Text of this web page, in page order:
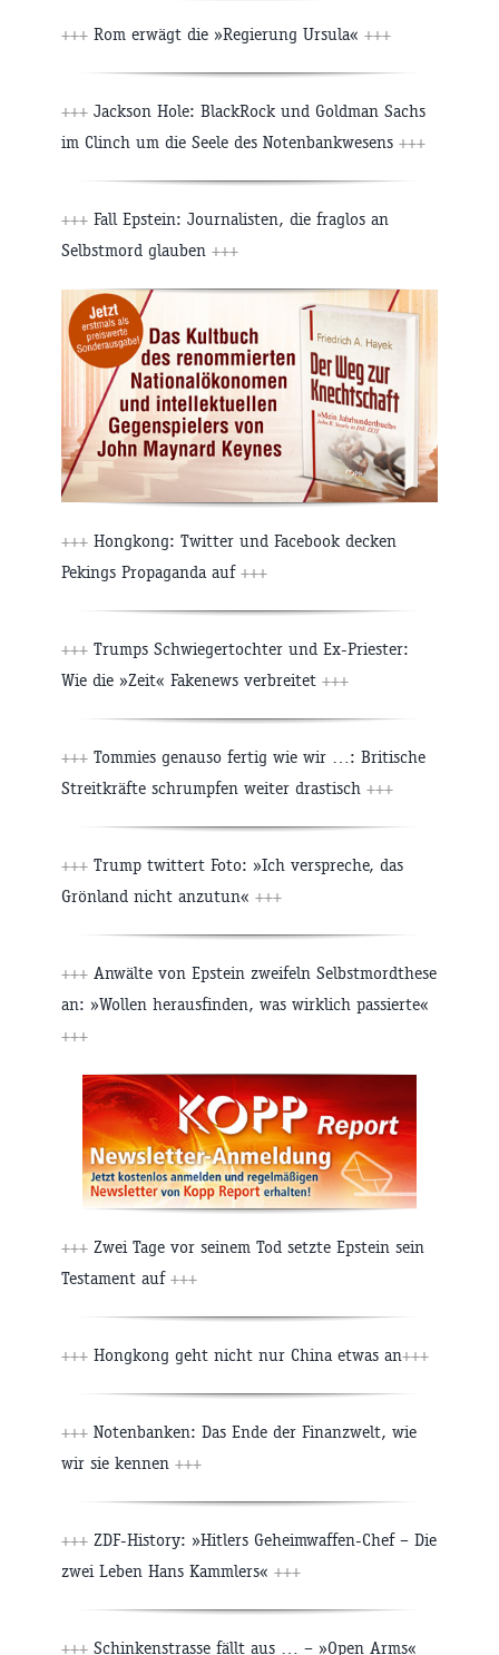
+++ Rom erwägt die »Regierung Ursula« +++
+++ Jackson Hole: BlackRock und Goldman Sachs
im Clinch um die Seele des Notenbankwesens +++
+++ Fall Epstein: Journalisten, die fraglos an
Selbstmord glauben +++
+++ Hongkong: Twitter und Facebook decken
Pekings Propaganda auf +++
+++ Trumps Schwiegertochter und Ex-Priester:
Wie die »Zeit« Fakenews verbreitet +++
+++ Tommies genauso fertig wie wir …: Britische
Streitkräfte schrumpfen weiter drastisch +++
+++ Trump twittert Foto: »Ich verspreche, das
Grönland nicht anzutun« +++
+++ Anwälte von Epstein zweifeln Selbstmordthese
an: »Wollen herausfinden, was wirklich passierte«
+++
+++ Zwei Tage vor seinem Tod setzte Epstein sein
Testament auf +++
+++ Hongkong geht nicht nur China etwas an+++
+++ Notenbanken: Das Ende der Finanzwelt, wie
wir sie kennen +++
+++ ZDF-History: »Hitlers Geheimwaffen-Chef – Die
zwei Leben Hans Kammlers« +++
+++ Schinkenstrasse fällt aus … – »Open Arms«